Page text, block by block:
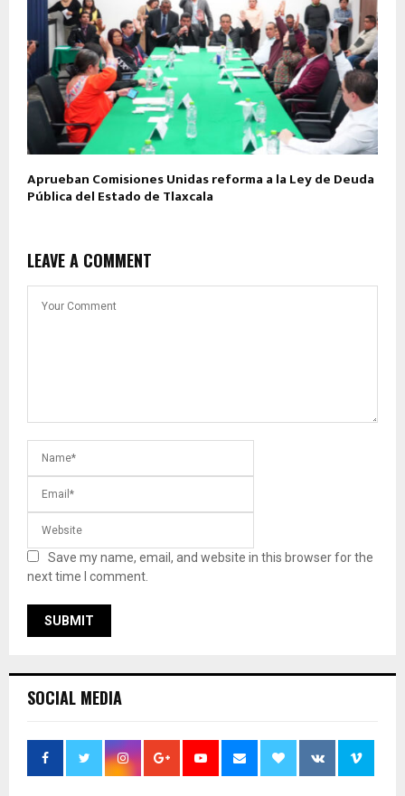
Aprueban Comisiones Unidas reforma a la Ley de Deuda
Pública del Estado de Tlaxcala
LEAVE A COMMENT
Save my name, email, and website in this browser for the
next time I comment.
SOCIAL MEDIA